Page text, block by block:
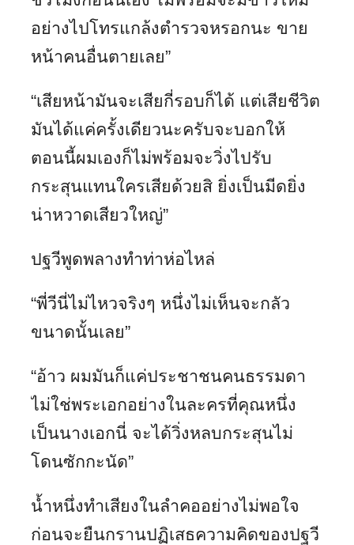
อย่างไปโทรแกล้งตำรวจหรอกนะ ขาย
หน้าคนอื่นตายเลย”
“เสียหน้ามันจะเสียกี่รอบก็ได้ แต่เสียชีวิต
มันได้แค่ครั้งเดียวนะครับจะบอกให้
ตอนนี้ผมเองก็ไม่พร้อมจะวิ่งไปรับ
กระสุนแทนใครเสียด้วยสิ ยิ่งเป็นมีดยิ่ง
น่าหวาดเสียวใหญ่”
ปฐวีพูดพลางทำท่าห่อไหล่
“พี่วีนี่ไม่ไหวจริงๆ หนึ่งไม่เห็นจะกลัว
ขนาดนั้นเลย”
“อ้าว ผมมันก็แค่ประชาชนคนธรรมดา
ไม่ใช่พระเอกอย่างในละครที่คุณหนึ่ง
เป็นนางเอกนี่ จะได้วิ่งหลบกระสุนไม่
โดนซักกะนัด”
น้ำหนึ่งทำเสียงในลำคออย่างไม่พอใจ
ก่อนจะยืนกรานปฏิเสธความคิดของปฐวี